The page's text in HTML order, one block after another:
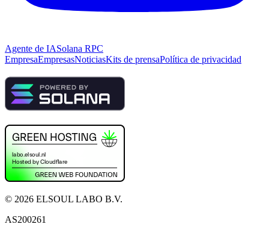
Agente de IASolana RPC
EmpresaEmpresasNoticiasKits de prensaPolítica de privacidad
© 2026 ELSOUL LABO B.V.
AS200261